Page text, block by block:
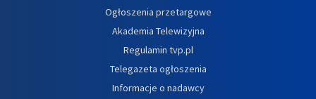
Ogłoszenia przetargowe
Akademia Telewizyjna
Regulamin tvp.pl
Telegazeta ogłoszenia
Informacje o nadawcy